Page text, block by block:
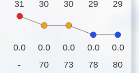
31 30 30 29 29
0.0 0.0 0.0 0.0
0.0
-
70 73 78
80